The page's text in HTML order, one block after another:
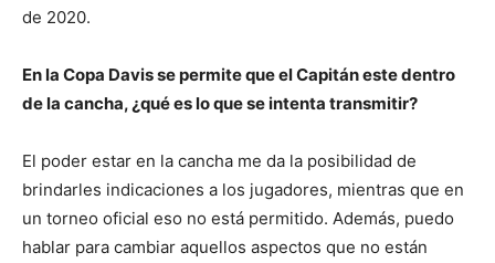
de 2020.
En la Copa Davis se permite que el Capitán este dentro
de la cancha, ¿qué es lo que se intenta transmitir?
El poder estar en la cancha me da la posibilidad de
brindarles indicaciones a los jugadores, mientras que en
un torneo oficial eso no está permitido. Además, puedo
hablar para cambiar aquellos aspectos que no están